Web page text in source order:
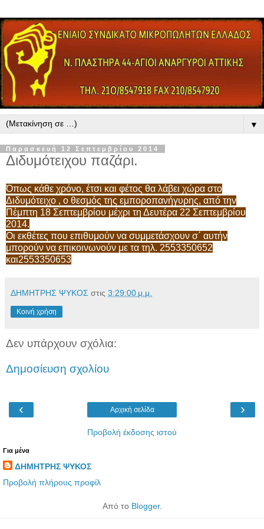
▼
Παρασκευή 12 Σεπτεμβρίου 2014
Διδυμότειχου παζάρι.
Όπως κάθε χρόνο, έτσι και φέτος θα λάβει χώρα στο
Διδυμότειχο , ο θεσμός της εμποροπανήγυρης, από την
Πέμπτη 18 Σεπτεμβρίου μέχρι τη Δευτέρα 22 Σεπτεμβρίου
2014.
Οι εκθέτες που επιθυμούν να συμμετάσχουν σ΄ αυτήν
μπορούν να επικοινωνούν με τα τηλ. 2553350652
και2553350653
ΔΗΜΗΤΡΗΣ ΨΥΚΟΣ στις 3:29:00 μ.μ.
Κοινή χρήση
Δεν υπάρχουν σχόλια:
Δημοσίευση σχολίου
‹ ›
Αρχική σελίδα
Προβολή έκδοσης ιστού
Για μένα
ΔΗΜΗΤΡΗΣ ΨΥΚΟΣ
Προβολή πλήρους προφίλ
Από το Blogger.